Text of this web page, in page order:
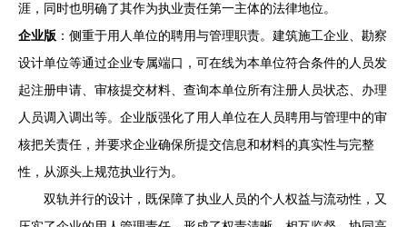
涯，同时也明确了其作为执业责任第一主体的法律地位。
企业版 ：侧重于用人单位的聘用与管理职责。建筑施工企业、勘察
设计单位等通过企业专属端口，可在线为本单位符合条件的人员发
起注册申请、审核提交材料、查询本单位所有注册人员状态、办理
人员调入调出等。企业版强化了用人单位在人员聘用与管理中的审
核把关责任，并要求企业确保所提交信息和材料的真实性与完整
性，从源头上规范执业行为。
双轨并行的设计，既保障了执业人员的个人权益与流动性，又